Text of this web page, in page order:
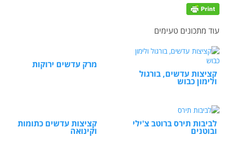
עוד מתכונים טעימים
קציצות עדשים, בורגול
ולימון כבוש
מרק עדשים ירוקות
לביבות תירס ברוטב צ'ילי
ובוטנים
קציצות עדשים כתומות
וקינואה